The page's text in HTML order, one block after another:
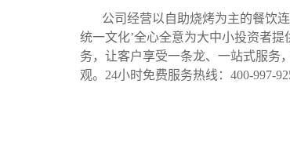
公司经营以自助烧烤为主的餐饮
统一文化’全心全意为大中小投资者
务，让客户享受一条龙、一站式服务
观。24小时免费服务热线：400-997-